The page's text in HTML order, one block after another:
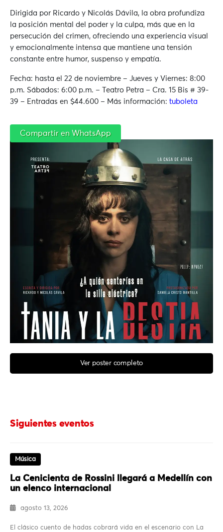
Ver poster completo
Dirigida por Ricardo y Nicolás Dávila, la obra profundiza
la posición mental del poder y la culpa, más que en la
persecución del crimen, ofreciendo una experiencia visual
y emocionalmente intensa que mantiene una tensión
constante entre humor, suspenso y empatía.
Fecha: hasta el 22 de noviembre – Jueves y Viernes: 8:00
p.m. Sábados: 6:00 p.m. – Teatro Petra – Cra. 15 Bis # 39-
39 – Entradas en $44.600 – Más información: tuboleta
Compartir en WhatsApp
Siguientes eventos
Música
La Cenicienta de Rossini llegará a Medellín con
un elenco internacional
agosto 13, 2026
El clásico cuento de hadas cobrará vida en el escenario con La